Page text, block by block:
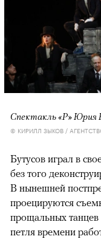
Спектакль «Р» Юрия
© КИРИЛЛ ЗЫКОВ /
Бутусов играл в
без того
В нынешней
проецируются
прощальных
петля времени